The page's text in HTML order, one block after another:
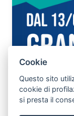
Cookie
Questo sito
cookie di
si presta il